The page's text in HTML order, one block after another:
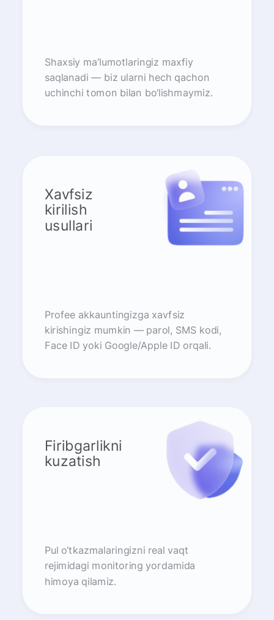
Shaxsiy ma’lumotlaringiz maxfiy
saqlanadi — biz ularni hech qachon
uchinchi tomon bilan bo‘lishmaymiz.
Xavfsiz
kirilish
usullari
Profee akkauntingizga xavfsiz
kirishingiz mumkin — parol, SMS kodi,
Face ID yoki Google/Apple ID orqali.
Firibgarlikni
kuzatish
Pul o‘tkazmalaringizni real vaqt
rejimidagi monitoring yordamida
himoya qilamiz.